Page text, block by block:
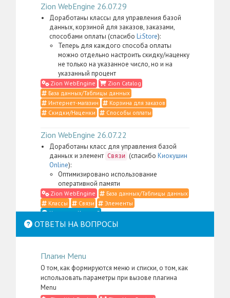
Zion WebEngine 26.07.29
Доработаны классы для управления базой
данных, корзиной для заказов, заказами,
способами оплаты (спасибо Li:Store):
Теперь для каждого способа оплаты
можно отдельно настроить скидку/наценку
не только на указанное число, но и на
указанный процент
Zion WebEngine
Zion Catalog
База данных/Таблицы данных
Интернет-магазин
Корзина для заказов
Скидки/Наценки
Способы оплаты
Zion WebEngine 26.07.22
Доработаны класс для управления базой
данных и элемент Связи (спасибо Киокушин
Online):
Оптимизировано использование
оперативной памяти
Zion WebEngine
База данных/Таблицы данных
Классы
Связи
Элементы
Что такое Классы?
Zion WebEngine 26.07.21
контентом, элемент
меню администратора для пакета Zion
, а также административные
скрипты и CSS-определения (спасибо
ОТВЕТЫ НА ВОПРОСЫ
Плагин Menu
О том, как формируются меню и списки, о том, как
использовать параметры при вызове плагина
Menu